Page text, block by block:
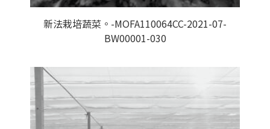
新法栽培蔬菜。-MOFA110064CC-2021-07-
BW00001-030